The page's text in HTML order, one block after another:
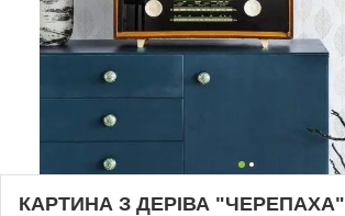
КАРТИНА З ДЕРІВА "ЧЕРЕПАХА"